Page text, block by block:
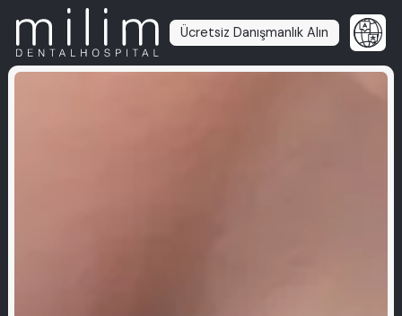
Ücretsiz Danışmanlık Alın